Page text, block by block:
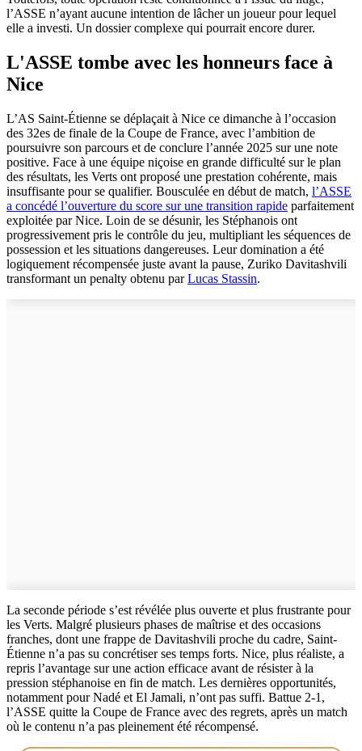
l’ASSE n’ayant aucune intention de lâcher un joueur pour lequel
elle a investi. Un dossier complexe qui pourrait encore durer.
L'ASSE tombe avec les honneurs face à
Nice
L’AS Saint-Étienne se déplaçait à Nice ce dimanche à l’occasion
des 32es de finale de la Coupe de France, avec l’ambition de
poursuivre son parcours et de conclure l’année 2025 sur une note
positive. Face à une équipe niçoise en grande difficulté sur le plan
des résultats, les Verts ont proposé une prestation cohérente, mais
insuffisante pour se qualifier. Bousculée en début de match, l’ASSE
a concédé l’ouverture du score sur une transition rapide parfaitement
exploitée par Nice. Loin de se désunir, les Stéphanois ont
progressivement pris le contrôle du jeu, multipliant les séquences de
possession et les situations dangereuses. Leur domination a été
logiquement récompensée juste avant la pause, Zuriko Davitashvili
transformant un penalty obtenu parLucas Stassin.
La seconde période s’est révélée plus ouverte et plus frustrante pour
les Verts. Malgré plusieurs phases de maîtrise et des occasions
franches, dont une frappe de Davitashvili proche du cadre, Saint-
Étienne n’a pas su concrétiser ses temps forts. Nice, plus réaliste, a
repris l’avantage sur une action efficace avant de résister à la
pression stéphanoise en fin de match. Les dernières opportunités,
notamment pour Nadé et El Jamali, n’ont pas suffi. Battue 2-1,
l’ASSE quitte la Coupe de France avec des regrets, après un match
où le contenu n’a pas pleinement été récompensé.